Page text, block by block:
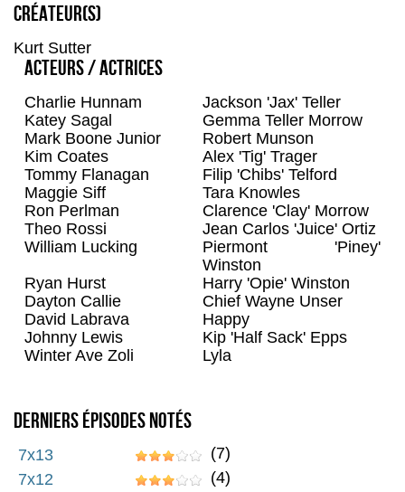
Mlockementor
Get 2a
Taydaypay
85
Lusitanie
85
Alda
75
Greg971
90
Créateur(s)
Kurt Sutter
Acteurs / Actrices
Charlie Hunnam
Jackson 'Jax' Teller
Katey Sagal
Gemma Teller Morrow
Mark Boone Junior
Robert Munson
Kim Coates
Alex 'Tig' Trager
Tommy Flanagan
Filip 'Chibs' Telford
Maggie Siff
Tara Knowles
Ron Perlman
Clarence 'Clay' Morrow
Theo Rossi
Jean Carlos 'Juice' Ortiz
William Lucking
Piermont 'Piney'
Winston
Ryan Hurst
Harry 'Opie' Winston
Dayton Callie
Chief Wayne Unser
David Labrava
Happy
Johnny Lewis
Kip 'Half Sack' Epps
Winter Ave Zoli
Lyla
Derniers épisodes notés
7x13
(7)
7x12
(4)